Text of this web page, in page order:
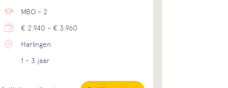
MBO - 2
€ 2.940 - € 3.960
Harlingen
1 - 3 jaar